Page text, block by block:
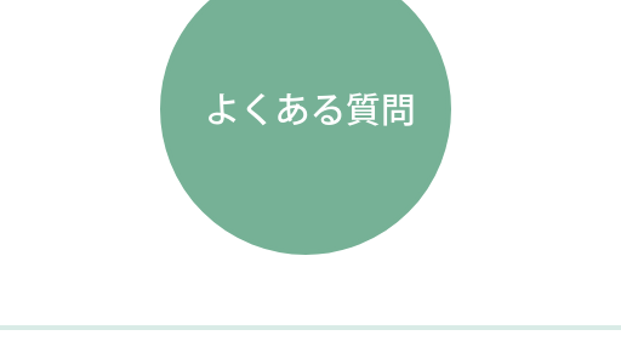
よくある質問